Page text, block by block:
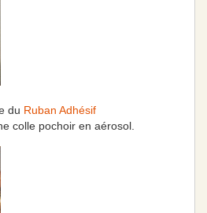
du Ruban Adhésif
colle pochoir en aérosol.